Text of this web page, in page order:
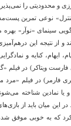
و محدودیتی را
کنترل» نوعی تمرین
سینمای «نوآر»
و از نتیجه این
ایهام، کنایه و
فارست ویتاکر) در فیلم
فارمر) در فیلم
و یا نمادین شناخته
این میان باید از
کرد که به خوبی موفق